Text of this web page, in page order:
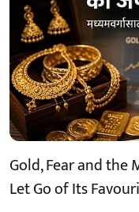
Gold, Fear and the
Let Go of Its